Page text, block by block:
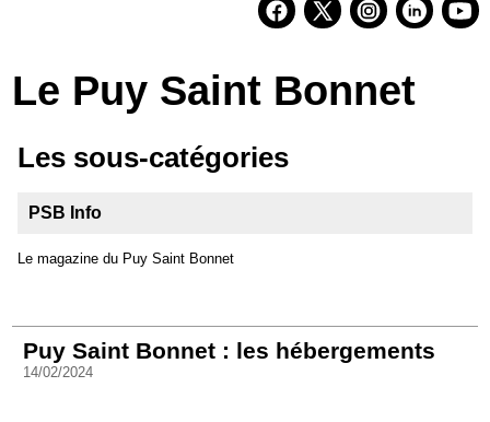
Economie
Le Puy Saint Bonnet
Les sous-catégories
PSB Info
Le magazine du Puy Saint Bonnet
Puy Saint Bonnet : les hébergements
14/02/2024